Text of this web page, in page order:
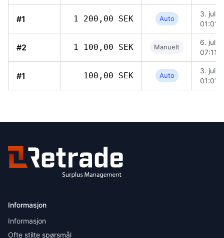
#1 1 200,00 SEK Auto
3. juli
01:01
#2 1 100,00 SEK Manuelt
6. juli
07:11
#1 100,00 SEK Auto
3. juli
01:01
Informasjon
Informasjon
Ofte stilte spørsmål